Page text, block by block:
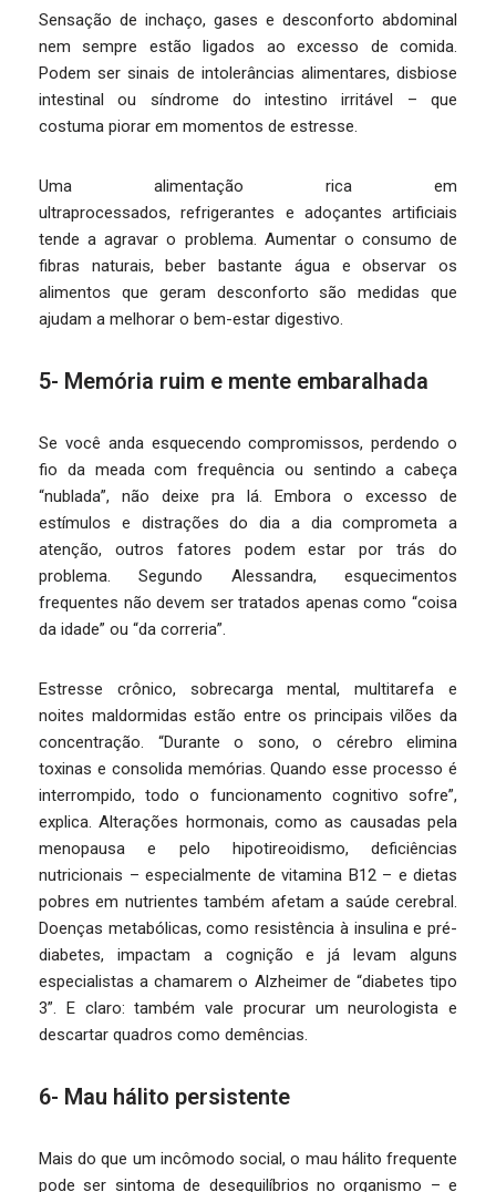
Sensação de inchaço, gases e desconforto abdominal
nem sempre estão ligados ao excesso de comida.
Podem ser sinais de intolerâncias alimentares, disbiose
intestinal ou síndrome do intestino irritável – que
costuma piorar em momentos de estresse.
Uma alimentação rica em
ultraprocessados, refrigerantes e adoçantes artificiais
tende a agravar o problema. Aumentar o consumo de
fibras naturais, beber bastante água e observar os
alimentos que geram desconforto são medidas que
ajudam a melhorar o bem-estar digestivo.
5- Memória ruim e mente embaralhada
Se você anda esquecendo compromissos, perdendo o
fio da meada com frequência ou sentindo a cabeça
“nublada”, não deixe pra lá. Embora o excesso de
estímulos e distrações do dia a dia comprometa a
atenção, outros fatores podem estar por trás do
problema. Segundo Alessandra, esquecimentos
frequentes não devem ser tratados apenas como “coisa
da idade” ou “da correria”.
Estresse crônico, sobrecarga mental, multitarefa e
noites maldormidas estão entre os principais vilões da
concentração. “Durante o sono, o cérebro elimina
toxinas e consolida memórias. Quando esse processo é
interrompido, todo o funcionamento cognitivo sofre”,
explica. Alterações hormonais, como as causadas pela
menopausa e pelo hipotireoidismo, deficiências
nutricionais – especialmente de vitamina B12 – e dietas
pobres em nutrientes também afetam a saúde cerebral.
Doenças metabólicas, como resistência à insulina e pré-
diabetes, impactam a cognição e já levam alguns
especialistas a chamarem o Alzheimer de “diabetes tipo
3”. E claro: também vale procurar um neurologista e
descartar quadros como demências.
6- Mau hálito persistente
Mais do que um incômodo social, o mau hálito frequente
pode ser sintoma de desequilíbrios no organismo – e